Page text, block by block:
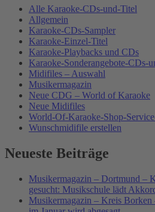
Alle Karaoke-CDs-und-Titel
Allgemein
Karaoke-CDs-Sampler
Karaoke-Einzel-Titel
Karaoke-Playbacks und CDs
Karaoke-Sonderangebote-CDs-
Midifiles – Auswahl
Musikermagazin
Neue CDG – World of Karaoke
Neue Midifiles
World-Of-Karaoke-Shop-
Wunschmidifile erstellen
Neueste Beiträge
Musikermagazin – Dortmund –
gesucht: Musikschule lädt
Musikermagazin – Kreis Borken